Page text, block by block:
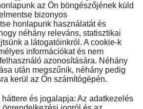
az Ön böngészőjének küld
bizonyos
honlapunk használatát és
néhány releváns, statisztikai
a látogatóinkról. A cookie-k
információkat és nem
azonosítására. Néhány
után megszűnik, néhány pedig
kerül az Ön számítógépén.
és jogalapja: Az adatkezelés